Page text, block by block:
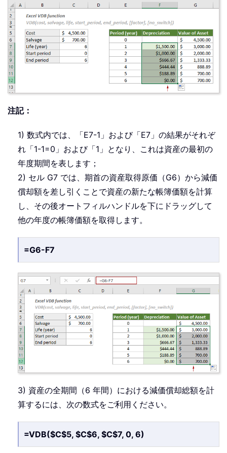
注記：
1) 数式内では、「E7-1」および「E7」の結果がそれぞ
れ「1-1=0」および「1」となり、これは資産の最初の
年度期間を表します；
2) セル G7 では、期首の資産取得原価（G6）から減価
償却額を差し引くことで資産の新たな帳簿価額を計算
し、その後オートフィルハンドルを下にドラッグして
他の年度の帳簿価額を取得します。
=G6-F7
3) 資産の全期間（6 年間）における減価償却総額を計
算するには、次の数式をご利用ください。
=VDB($C$5, $C$6, $C$7, 0, 6)